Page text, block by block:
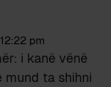
pm
i kanë vënë
mund ta shihni